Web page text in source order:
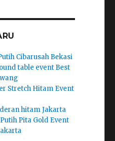
Cibarusah Bekasi
table event Best
Stretch Hitam Event
hitam Jakarta
Pita Gold Event